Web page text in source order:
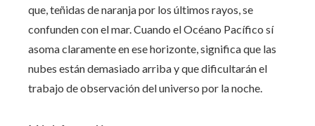
que, teñidas de naranja por los últimos rayos, se
confunden con el mar. Cuando el Océano Pacífico sí
asoma claramente en ese horizonte, significa que las
nubes están demasiado arriba y que dificultarán el
trabajo de observación del universo por la noche.